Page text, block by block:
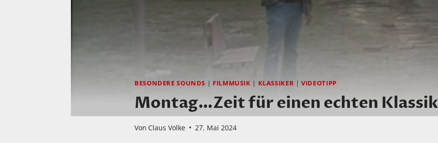
BESONDERE SOUNDS | FILMMUSIK | KLASSIKER |VIDEOTIPP
Montag…Zeit für einen echten
Von Claus Volke 27. Mai 2024